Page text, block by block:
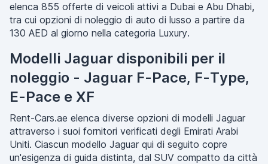
elenca 855 offerte di veicoli attivi a Dubai e Abu Dhabi,
tra cui opzioni di noleggio di auto di lusso a partire da
130 AED al giorno nella categoria Luxury.
Modelli Jaguar disponibili per il
noleggio - Jaguar F-Pace, F-Type,
E-Pace e XF
Rent-Cars.ae elenca diverse opzioni di modelli Jaguar
attraverso i suoi fornitori verificati degli Emirati Arabi
Uniti. Ciascun modello Jaguar qui di seguito copre
un'esigenza di guida distinta, dal SUV compatto da città